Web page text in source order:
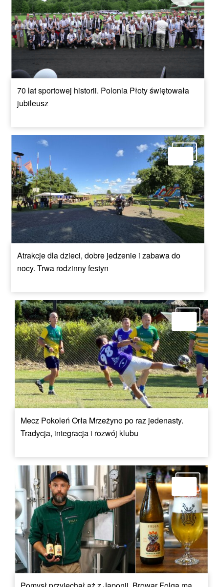
70 lat sportowej historii. Polonia Płoty świętowała
jubileusz
Atrakcje dla dzieci, dobre jedzenie i zabawa do
nocy. Trwa rodzinny festyn
Mecz Pokoleń Orła Mrzeżyno po raz jedenasty.
Tradycja, integracja i rozwój klubu